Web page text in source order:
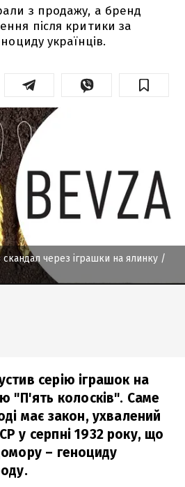
з продажу, а бренд
після критики за
українців.
через іграшки на ялинку /
серію іграшок на
"П'ять колосків". Саме
має закон, ухвалений
у серпні 1932 року, що
– геноциду